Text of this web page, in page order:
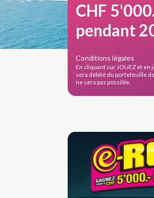
CHF
pendant
Conditions légales
En cliquant sur JOUEZ et en
sera débité du portefeuille
ne sera pas possible.